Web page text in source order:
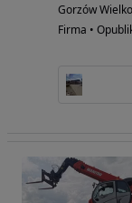
Gorzów
Firma •